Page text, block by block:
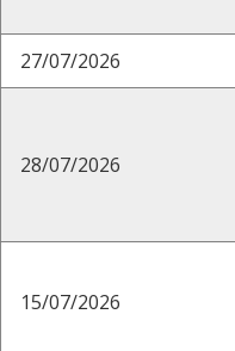
27/07/2026
28/07/2026
15/07/2026